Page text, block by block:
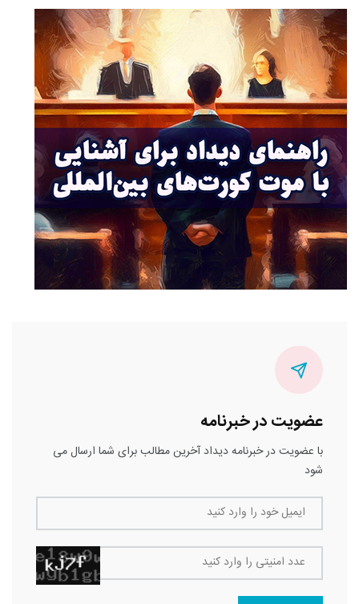
عضویت در خبرنامه
با عضویت در خبرنامه دیداد آخرین مطالب برای شما ارسال می
شود
ایمیل خود را وارد کنید
عدد امنیتی را وارد کنید